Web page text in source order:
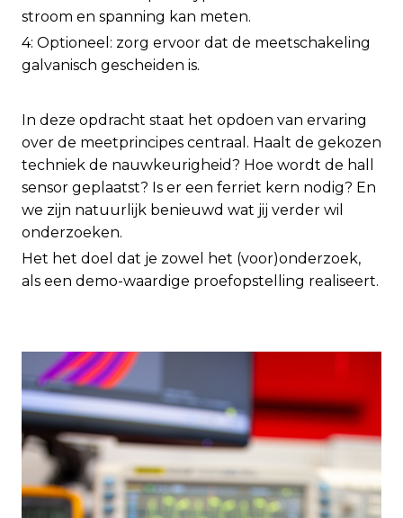
stroom en spanning kan meten.
4: Optioneel: zorg ervoor dat de meetschakeling
galvanisch gescheiden is.
In deze opdracht staat het opdoen van ervaring
over de meetprincipes centraal. Haalt de gekozen
techniek de nauwkeurigheid? Hoe wordt de hall
sensor geplaatst? Is er een ferriet kern nodig? En
we zijn natuurlijk benieuwd wat jij verder wil
onderzoeken.
Het het doel dat je zowel het (voor)onderzoek,
als een demo-waardige proefopstelling realiseert.